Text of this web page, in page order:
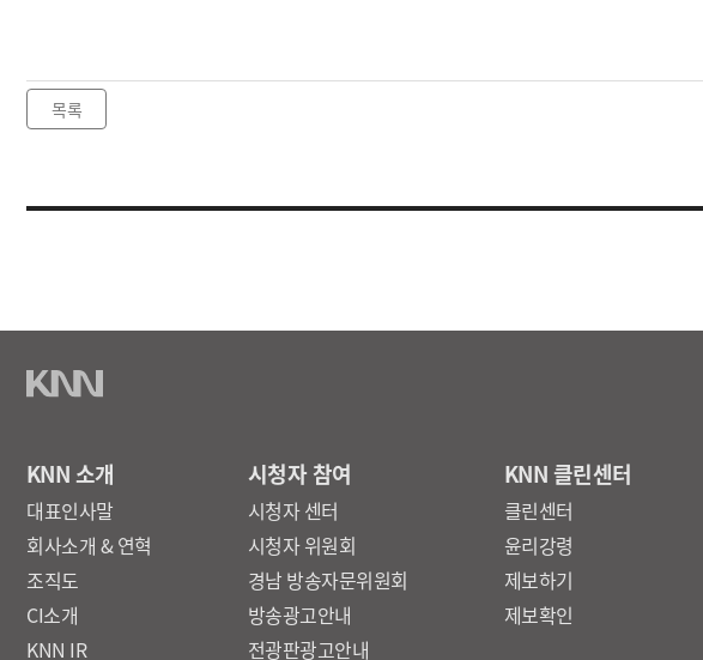
목록
KNN 소개
대표인사말
회사소개 & 연혁
조직도
CI소개
KNN IR
시청자 참여
시청자 센터
시청자 위원회
경남 방송자문위원회
방송광고안내
전광판광고안내
KNN 클린센터
클린센터
윤리강령
제보하기
제보확인